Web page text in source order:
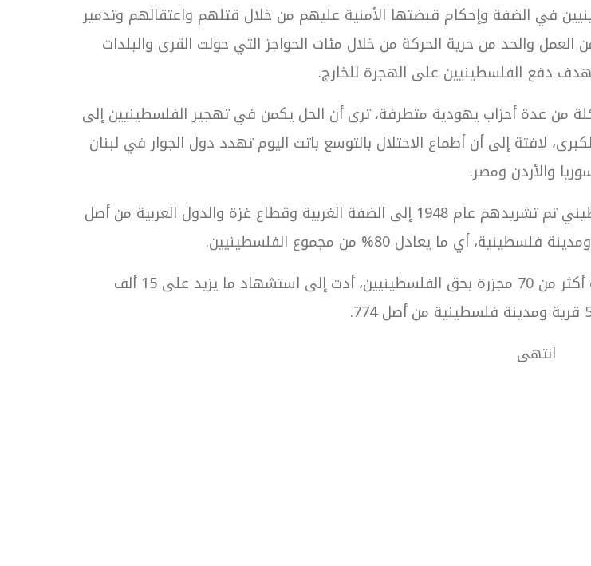
في الضفة وإحكام قبضتها الأمنية عليهم من خلال قتلهم واعتقالهم وتدمير
والحد من حرية الحركة من خلال مئات الحواجز التي حولت القرى والبلدات
دفع الفلسطينيين على الهجرة للخارج.
من عدة أحزاب يهودية متطرفة، ترى أن الحل يكمن في تهجير الفلسطينيين إلى
لافتة إلى أن أطماع الاحتلال بالتوسع باتت اليوم تهدد دول الجوار في لبنان
والأردن ومصر.
وحسب الجهاز المركزي للإحصاء الفلسطيني، فإن 957 ألف فلسطيني تم تشريدهم عام 1948 إلى الضفة الغربية وقطاع غزة والدول العربية من أصل
وقد صاحب عملية التطهير هذه اقتراف العصابات الصهيونية أكثر من 70 مجزرة بحق الفلسطينيين، أدت إلى استشهاد ما يزيد على 15 ألف
انتهى